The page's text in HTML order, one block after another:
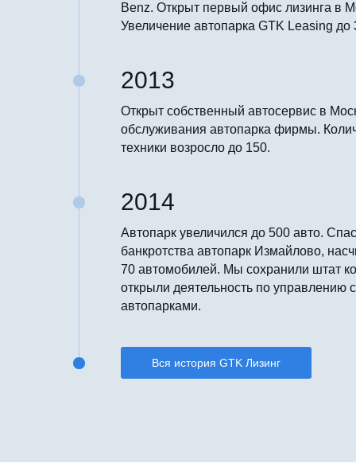
Benz. Открыт первый офис лизинга в
Увеличение автопарка GTK Leasing до
2013
Открыт собственный автосервис в
обслуживания автопарка фирмы.
техники возросло до 150.
2014
Автопарк увеличился до 500 авто.
банкротства автопарк Измайлово,
70 автомобилей. Мы сохранили штат
открыли деятельность по управлению
автопарками.
Вся история GTK Лизинг